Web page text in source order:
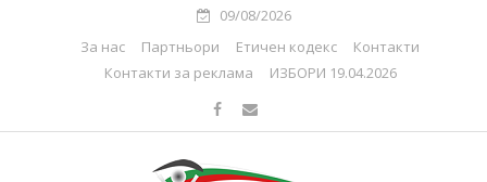
09/08/2026
За нас
Партньори Етичен кодекс
Контакти
Контакти за реклама
ИЗБОРИ 19.04.2026